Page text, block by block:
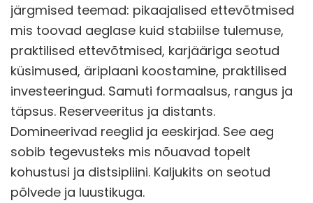
järgmised teemad: pikaajalised ettevõtmised
mis toovad aeglase kuid stabiilse tulemuse,
praktilised ettevõtmised, karjääriga seotud
küsimused, äriplaani koostamine, praktilised
investeeringud. Samuti formaalsus, rangus ja
täpsus. Reserveeritus ja distants.
Domineerivad reeglid ja eeskirjad. See aeg
sobib tegevusteks mis nõuavad topelt
kohustusi ja distsipliini. Kaljukits on seotud
põlvede ja luustikuga.